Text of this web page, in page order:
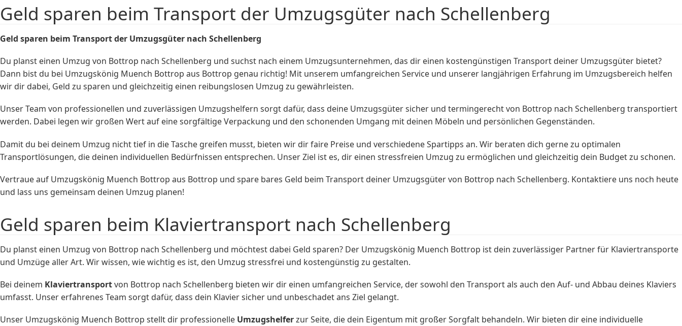
Geld sparen beim Transport der Umzugsgüter nach Schellenberg
Geld sparen beim Transport der Umzugsgüter nach Schellenberg
Du planst einen Umzug von Bottrop nach Schellenberg und suchst nach einem Umzugsunternehmen, das dir einen kostengünstigen Transport deiner Umzugsgüter bietet?
Dann bist du bei Umzugskönig Muench Bottrop aus Bottrop genau richtig! Mit unserem umfangreichen Service und unserer langjährigen Erfahrung im Umzugsbereich helfen
wir dir dabei, Geld zu sparen und gleichzeitig einen reibungslosen Umzug zu gewährleisten.
Unser Team von professionellen und zuverlässigen Umzugshelfern sorgt dafür, dass deine Umzugsgüter sicher und termingerecht von Bottrop nach Schellenberg transportiert
werden. Dabei legen wir großen Wert auf eine sorgfältige Verpackung und den schonenden Umgang mit deinen Möbeln und persönlichen Gegenständen.
Damit du bei deinem Umzug nicht tief in die Tasche greifen musst, bieten wir dir faire Preise und verschiedene Spartipps an. Wir beraten dich gerne zu optimalen
Transportlösungen, die deinen individuellen Bedürfnissen entsprechen. Unser Ziel ist es, dir einen stressfreien Umzug zu ermöglichen und gleichzeitig dein Budget zu schonen.
Vertraue auf Umzugskönig Muench Bottrop aus Bottrop und spare bares Geld beim Transport deiner Umzugsgüter von Bottrop nach Schellenberg. Kontaktiere uns noch heute
und lass uns gemeinsam deinen Umzug planen!
Geld sparen beim Klaviertransport nach Schellenberg
Du planst einen Umzug von Bottrop nach Schellenberg und möchtest dabei Geld sparen? Der Umzugskönig Muench Bottrop ist dein zuverlässiger Partner für Klaviertransporte
und Umzüge aller Art. Wir wissen, wie wichtig es ist, den Umzug stressfrei und kostengünstig zu gestalten.
Bei deinem Klaviertransportvon Bottrop nach Schellenberg bieten wir dir einen umfangreichen Service, der sowohl den Transport als auch den Auf- und Abbau deines Klaviers
umfasst. Unser erfahrenes Team sorgt dafür, dass dein Klavier sicher und unbeschadet ans Ziel gelangt.
Unser Umzugskönig Muench Bottrop stellt dir professionelle Umzugshelferzur Seite, die dein Eigentum mit großer Sorgfalt behandeln. Wir bieten dir eine individuelle